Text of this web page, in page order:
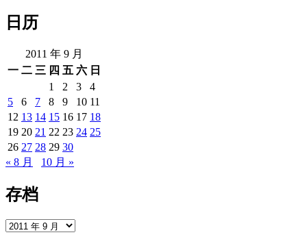
日历
2011 年 9 月
一 二 三 四 五 六 日
1
2 3
4
5
6 7 8 9 10 11
12 13 14 15 16 17 18
19 20 21 22 23 24 25
26 27 28 29 30
« 8 月
10 月 »
存档
存